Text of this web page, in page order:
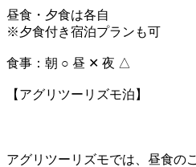
昼食・夕食は各自
※夕食付き宿泊プランも可
食事：朝 ○ 昼 ✕ 夜 △
【アグリツーリズモ泊】
アグリツーリズモでは、昼食の